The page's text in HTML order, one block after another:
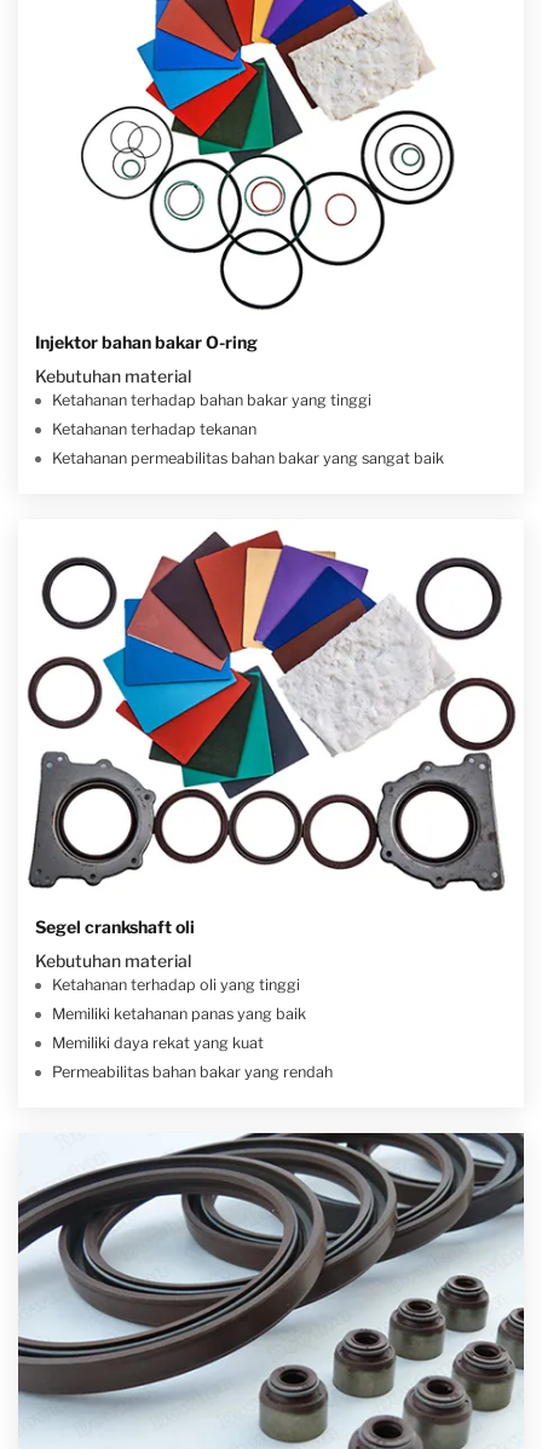
Injektor bahan bakar O-ring
Kebutuhan material
Ketahanan terhadap bahan bakar yang tinggi
Ketahanan terhadap tekanan
Ketahanan permeabilitas bahan bakar yang sangat baik
Segel crankshaft oli
Kebutuhan material
Ketahanan terhadap oli yang tinggi
Memiliki ketahanan panas yang baik
Memiliki daya rekat yang kuat
Permeabilitas bahan bakar yang rendah